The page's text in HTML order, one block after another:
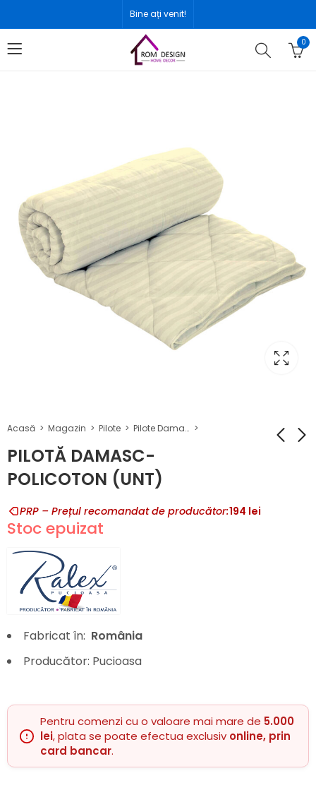
Bine ați venit!
0
Acasă Magazin Pilote Pilote Damasc Policoton
PILOTĂ DAMASC-
POLICOTON (UNT)
(PORTOCALIU)
PRP – Prețul recomandat de producător:194 lei
Stoc epuizat
Fabricat în: România
Producător: Pucioasa
Pentru comenzi cu o valoare mai mare de 5.000
lei, plata se poate efectua exclusiv online, prin
card bancar.